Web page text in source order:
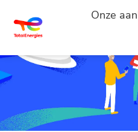
Onze